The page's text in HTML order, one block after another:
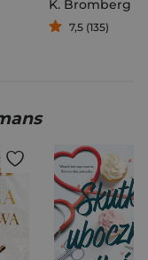
K. Bromberg
7,5 (135)